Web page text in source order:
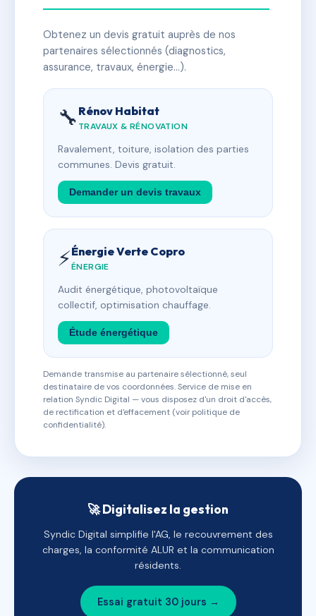
Obtenez un devis gratuit auprès de nos
partenaires sélectionnés (diagnostics,
assurance, travaux, énergie…).
🔧 Rénov Habitat
TRAVAUX & RÉNOVATION
Ravalement, toiture, isolation des parties
communes. Devis gratuit.
Demander un devis travaux
⚡Énergie Verte Copro
ÉNERGIE
Audit énergétique, photovoltaïque
collectif, optimisation chauffage.
Étude énergétique
Demande transmise au partenaire sélectionné, seul
destinataire de vos coordonnées. Service de mise en
relation Syndic Digital — vous disposez d'un droit d'accès,
de rectification et d'effacement (voir politique de
confidentialité).
🚀 Digitalisez la gestion
Syndic Digital simplifie l'AG, le recouvrement des
charges, la conformité ALUR et la communication
résidents.
Essai gratuit 30 jours →